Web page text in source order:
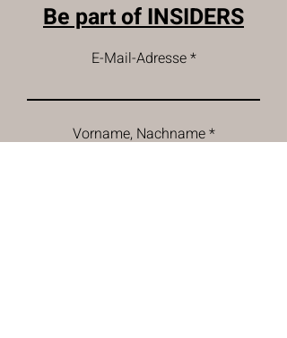
Be part of INSIDERS
E-Mail-Adresse
Vorname, Nachname